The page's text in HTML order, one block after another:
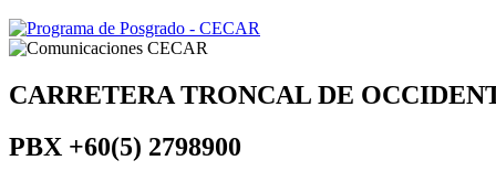
CARRETERA TRONCAL DE
PBX +60(5) 2798900